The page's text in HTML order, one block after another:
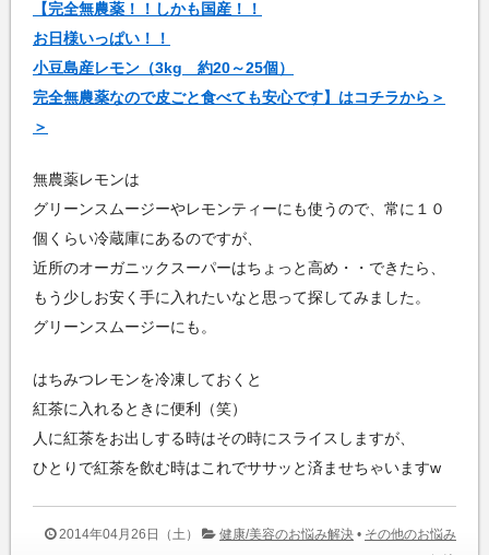
【完全無農薬！！しかも国産！！
お日様いっぱい！！
小豆島産レモン（3kg 約20～25個）
完全無農薬なので皮ごと食べても安心です】はコチラから＞
＞
無農薬レモンは
グリーンスムージーやレモンティーにも使うので、常に１０
個くらい冷蔵庫にあるのですが、
近所のオーガニックスーパーはちょっと高め・・できたら、
もう少しお安く手に入れたいなと思って探してみました。
グリーンスムージーにも。
はちみつレモンを冷凍しておくと
紅茶に入れるときに便利（笑）
人に紅茶をお出しする時はその時にスライスしますが、
ひとりで紅茶を飲む時はこれでササッと済ませちゃいますw
2014年04月26日（土） 健康/美容のお悩み解決 • その他のお悩み